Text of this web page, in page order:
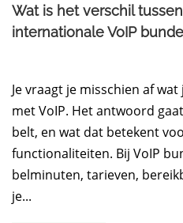
Wat is het verschil
internationale VoIP
Je vraagt je misschien af
met VoIP. Het antwoord
belt, en wat dat betekent
functionaliteiten. Bij VoIP
belminuten, tarieven,
je...